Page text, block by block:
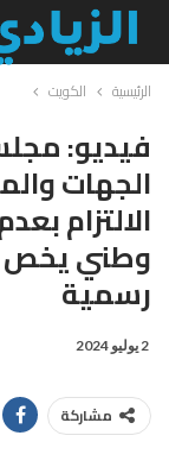
الرئيسية الكويت
فيديو:
الجهات
الالتزام
وطني يخص
رسمية
2 يوليو 2024
مشاركة